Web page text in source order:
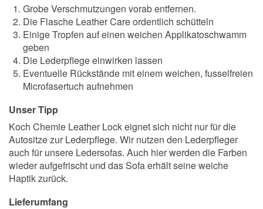
Grobe Verschmutzungen vorab entfernen.
Die Flasche Leather Care ordentlich schütteln
Einige Tropfen auf einen weichen Applikatoschwamm
geben
Die Lederpflege einwirken lassen
Eventuelle Rückstände mit einem weichen, fusselfreien
Microfasertuch aufnehmen
Unser Tipp
Koch Chemie Leather Lock eignet sich nicht nur für die
Autositze zur Lederpflege. Wir nutzen den Lederpfleger
auch für unsere Ledersofas. Auch hier werden die Farben
wieder aufgefrischt und das Sofa erhält seine weiche
Haptik zurück.
Lieferumfang